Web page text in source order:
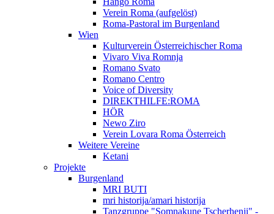
Verein Roma (aufgelöst)
Roma-Pastoral im Burgenland
Wien
Kulturverein Österreichischer Roma
Vivaro Viva Romnja
Romano Svato
Romano Centro
Voice of Diversity
DIREKTHILFE:ROMA
HÖR
Newo Ziro
Verein Lovara Roma Österreich
Weitere Vereine
Ketani
Projekte
Burgenland
MRI BUTI
mri historija/amari historija
Tanzgruppe "Somnakune Tscherhenji" -